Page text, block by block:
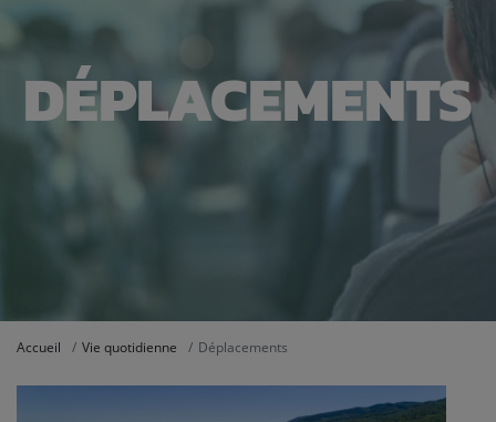
DÉPLACEMENTS
Accueil Vie quotidienne Déplacements